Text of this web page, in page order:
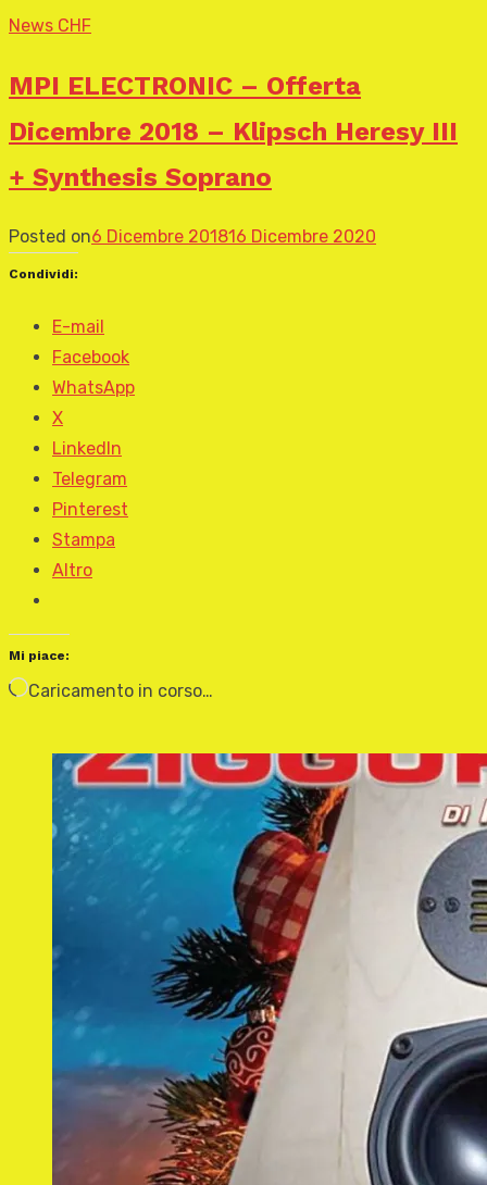
News CHF
MPI ELECTRONIC – Offerta
Dicembre 2018 – Klipsch Heresy III
+ Synthesis Soprano
Posted on6 Dicembre 201816 Dicembre 2020
Condividi:
E-mail
Facebook
WhatsApp
X
LinkedIn
Telegram
Pinterest
Stampa
Altro
Mi piace:
Caricamento in corso…